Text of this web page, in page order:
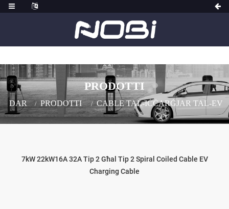
PRODOTTI
DAR PRODOTTI CABLE TAL-IĊĊARĠJAR TAL-EV
7kW 22kW16A 32A Tip 2 Għal Tip 2 Spiral Coiled Cable EV
Charging Cable